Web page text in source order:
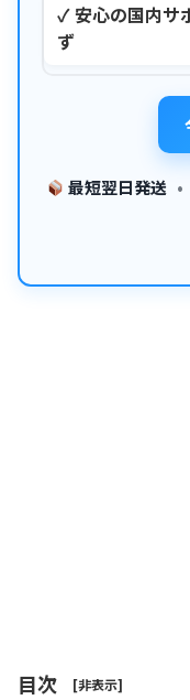
✓ 安心の国内サ
ず
最短翌日発送 •
目次 [非表示]